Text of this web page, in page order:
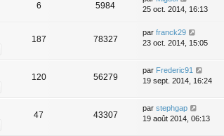
6 5984
25 oct. 2014, 16:13
187 78327
par franck29
23 oct. 2014, 15:05
120 56279
par Frederic91
19 sept. 2014, 16:24
47 43307
par stephgap
19 août 2014, 06:13